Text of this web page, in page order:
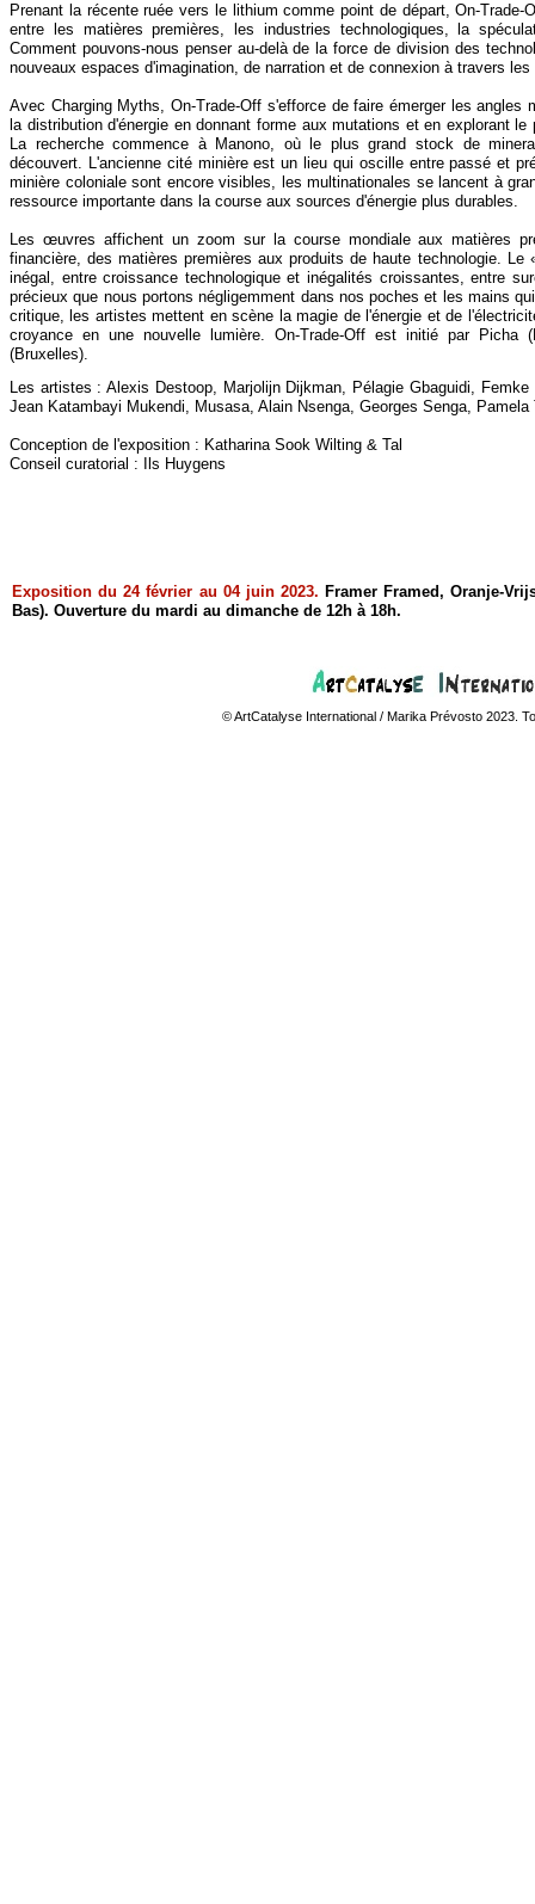
Prenant la récente ruée vers le lithium comme point de départ, On-Trade-
entre les matières premières, les industries technologiques, la
Comment pouvons-nous penser au-delà de la force de division des
nouveaux espaces d'imagination, de narration et de connexion à travers
Avec Charging Myths, On-Trade-Off s'efforce de faire émerger les angles
la distribution d'énergie en donnant forme aux mutations et en explorant
La recherche commence à Manono, où le plus grand stock de
découvert. L'ancienne cité minière est un lieu qui oscille entre passé et
minière coloniale sont encore visibles, les multinationales se lancent à
ressource importante dans la course aux sources d'énergie plus durables.
Les œuvres affichent un zoom sur la course mondiale aux matières
financière, des matières premières aux produits de haute technologie. Le
inégal, entre croissance technologique et inégalités croissantes, entre
précieux que nous portons négligemment dans nos poches et les mains
critique, les artistes mettent en scène la magie de l'énergie et de
croyance en une nouvelle lumière. On-Trade-Off est initié par Picha
(Bruxelles).
Les artistes : Alexis Destoop, Marjolijn Dijkman, Pélagie Gbaguidi,
Jean Katambayi Mukendi, Musasa, Alain Nsenga, Georges Senga,
Conception de l'exposition : Katharina Sook Wilting & Tal
Conseil curatorial : Ils Huygens
Exposition du 24 février au 04 juin 2023. Framer Framed, Oranje-
Bas). Ouverture du mardi au dimanche de 12h à 18h.
© ArtCatalyse International / Marika Prévosto 2023.